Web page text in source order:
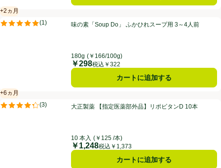
味の素「Soup Do」 ふかひれスープ用 3～4人前
+2ヵ月
賞味・消費期限保証：2ヵ月
(1)
評価は1件のレビューで5点中5.0点。味の素「Soup Do」 ふかひれスープ用 3～4人前
180g (￥166/100g)
価格
￥298税込￥322
カートに追加する
大正製薬 【指定医薬部外品】リポビタンD 10本
+6ヵ月
賞味・消費期限保証：6ヵ月
(3)
評価は3件のレビューで5点中4.3点。大正製薬 【指定医薬部外品】リポビタンD 10本
10 本入 (￥125 /本)
価格
￥1,248税込￥1,373
カートに追加する